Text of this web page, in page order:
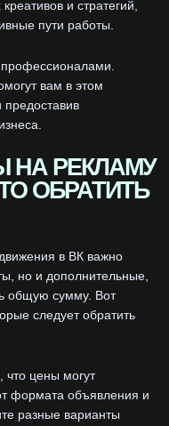
и стратегий,
пути работы.
вам в этом
предоставив
НА РЕКЛАМУ
ОБРАТИТЬ
в ВК важно
но и дополнительные,
общую сумму. Вот
следует обратить
что цены могут
формата объявления и
разные варианты